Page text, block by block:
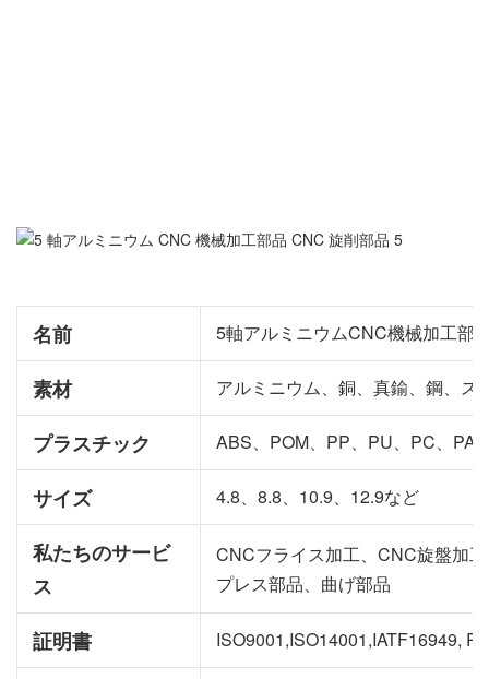
名前 5軸アルミニウムCNC機械加工部
素材 アルミニウム、銅、真鍮、鋼、ス
プラスチック ABS、POM、PP、PU、PC、
サイズ 4.8、8.8、10.9、12.9など
私たちのサービ
ス
CNCフライス加工、CNC旋盤加
プレス部品、曲げ部品
証明書 ISO9001,ISO14001,IATF16949,